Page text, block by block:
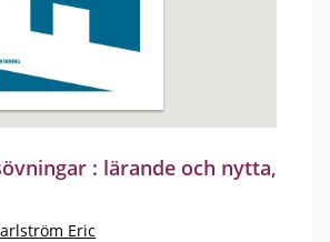
: lärande och nytta,
Eric